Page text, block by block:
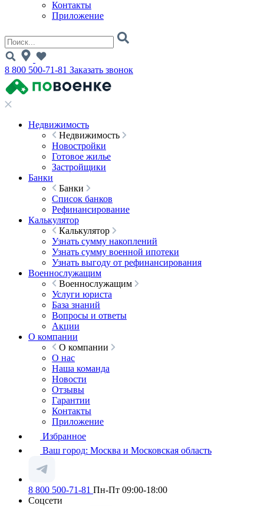
Контакты
Приложение
8 800 500-71-81 Заказать звонок
Недвижимость
Недвижимость
Новостройки
Готовое жилье
Застройщики
Банки
Банки
Список банков
Рефинансирование
Калькулятор
Калькулятор
Узнать сумму накоплений
Узнать сумму военной ипотеки
Узнать выгоду от рефинансирования
Военнослужащим
Военнослужащим
Услуги юриста
База знаний
Вопросы и ответы
Акции
О компании
О компании
О нас
Наша команда
Новости
Отзывы
Гарантии
Контакты
Приложение
Избранное
Ваш город: Москва и Московская область
8 800 500-71-81 Пн-Пт 09:00-18:00
Соцсети